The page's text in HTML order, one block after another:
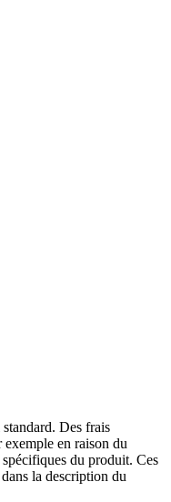
Des frais
exemple en raison du
du produit. Ces
la description du